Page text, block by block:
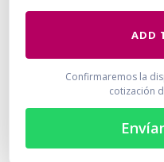
ADD
Confirmaremos la
cotización